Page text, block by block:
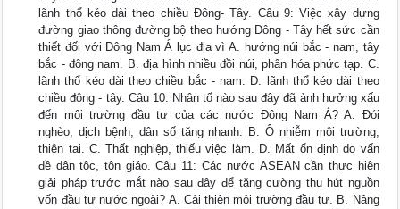
lãnh thổ kéo dài theo chiều Đông- Tây. Câu 9: Việc xây dựng
đường giao thông đường bộ theo hướng Đông - Tây hết sức cần
thiết đối với Đông Nam Á lục địa vì A. hướng núi bắc - nam, tây
bắc - đông nam. B. địa hình nhiều đồi núi, phân hóa phức tạp. C.
lãnh thổ kéo dài theo chiều bắc - nam. D. lãnh thổ kéo dài theo
chiều đông - tây. Câu 10: Nhân tố nào sau đây đã ảnh hưởng xấu
đến môi trường đầu tư của các nước Đông Nam Á? A. Đói
nghèo, dịch bệnh, dân số tăng nhanh. B. Ô nhiễm môi trường,
thiên tai. C. Thất nghiệp, thiếu việc làm. D. Mất ổn định do vấn
đề dân tộc, tôn giáo. Câu 11: Các nước ASEAN cần thực hiện
giải pháp trước mắt nào sau đây để tăng cường thu hút nguồn
vốn đầu tư nước ngoài? A. Cải thiện môi trường đầu tư. B. Nâng